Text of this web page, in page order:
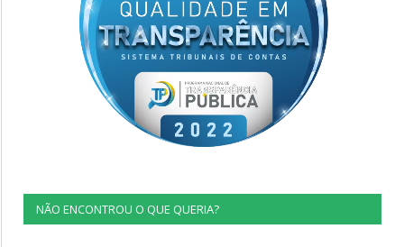
NÃO ENCONTROU O QUE QUERIA?